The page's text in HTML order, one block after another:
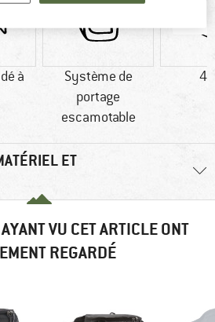
à
Système de
portage
escamotable
ET
VU CET ARTICLE ONT
REGARDÉ